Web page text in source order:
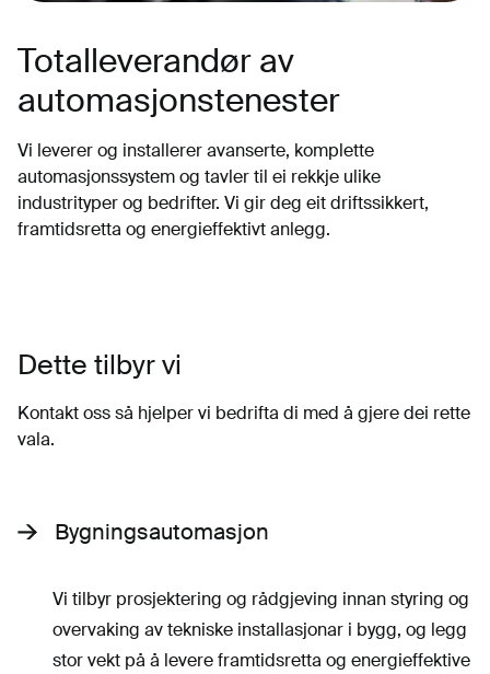
Totalleverandør av
automasjonstenester
Vi leverer og installerer avanserte, komplette
automasjonssystem og tavler til ei rekkje ulike
industrityper og bedrifter. Vi gir deg eit driftssikkert,
framtidsretta og energieffektivt anlegg.
Dette tilbyr vi
Kontakt oss så hjelper vi bedrifta di med å gjere dei rette
vala.
Bygningsautomasjon
Vi tilbyr prosjektering og rådgjeving innan styring og
overvaking av tekniske installasjonar i bygg, og legg
stor vekt på å levere framtidsretta og energieffektive